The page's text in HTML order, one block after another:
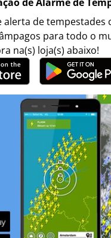
alerta de tempestades
para todo o
na(s) loja(s) abaixo!